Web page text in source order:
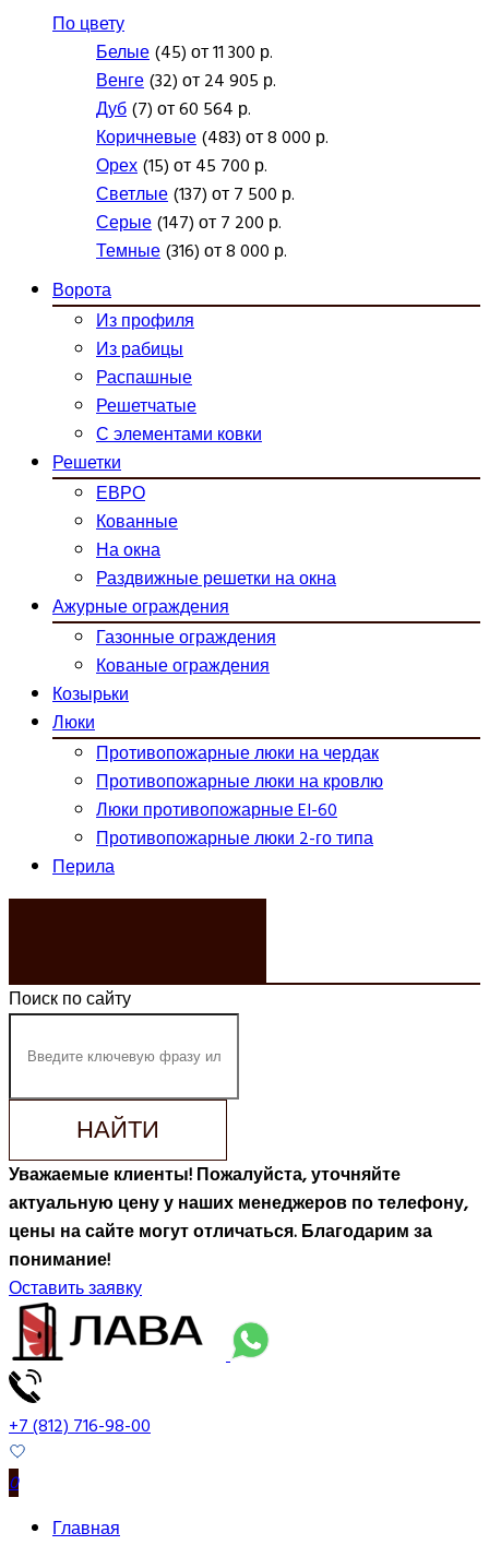
По цвету
Белые(45) от 11 300 р.
Венге(32) от 24 905 р.
Дуб(7) от 60 564 р.
Коричневые(483) от 8 000 р.
Орех(15) от 45 700 р.
Светлые(137) от 7 500 р.
Серые(147) от 7 200 р.
Темные(316) от 8 000 р.
Ворота
Из профиля
Из рабицы
Распашные
Решетчатые
С элементами ковки
Решетки
ЕВРО
Кованные
На окна
Раздвижные решетки на окна
Ажурные ограждения
Газонные ограждения
Кованые ограждения
Козырьки
Люки
Противопожарные люки на чердак
Противопожарные люки на кровлю
Люки противопожарные EI-60
Противопожарные люки 2-го типа
Перила
Поиск по сайту
НАЙТИ
Уважаемые клиенты! Пожалуйста, уточняйте
актуальную цену у наших менеджеров по телефону,
цены на сайте могут отличаться. Благодарим за
понимание!
Оставить заявку
+7 (812) 716-98-00
0
Главная